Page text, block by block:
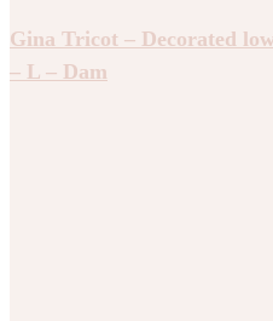
Gina Tricot – Decorated
– L – Dam